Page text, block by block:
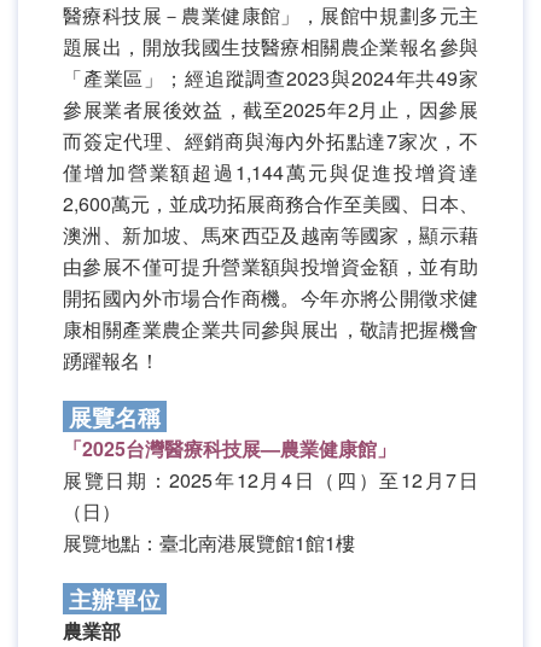
醫療科技展－農業健康館」，展館中規劃多元主
題展出，開放我國生技醫療相關農企業報名參與
「產業區」；經追蹤調查2023與2024年共49家
參展業者展後效益，截至2025年2月止，因參展
而簽定代理、經銷商與海內外拓點達7家次，不
僅增加營業額超過1,144萬元與促進投增資達
2,600萬元，並成功拓展商務合作至美國、日本、
澳洲、新加坡、馬來西亞及越南等國家，顯示藉
由參展不僅可提升營業額與投增資金額，並有助
開拓國內外市場合作商機。今年亦將公開徵求健
康相關產業農企業共同參與展出，敬請把握機會
踴躍報名！
展覽名稱
「2025台灣醫療科技展—農業健康館」
展覽日期：2025年12月4日（四）至12月7日
（日）
展覽地點：臺北南港展覽館1館1樓
主辦單位
農業部